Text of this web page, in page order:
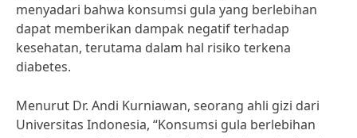
menyadari bahwa konsumsi gula yang berlebihan
dapat memberikan dampak negatif terhadap
kesehatan, terutama dalam hal risiko terkena
diabetes.
Menurut Dr. Andi Kurniawan, seorang ahli gizi dari
Universitas Indonesia, “Konsumsi gula berlebihan